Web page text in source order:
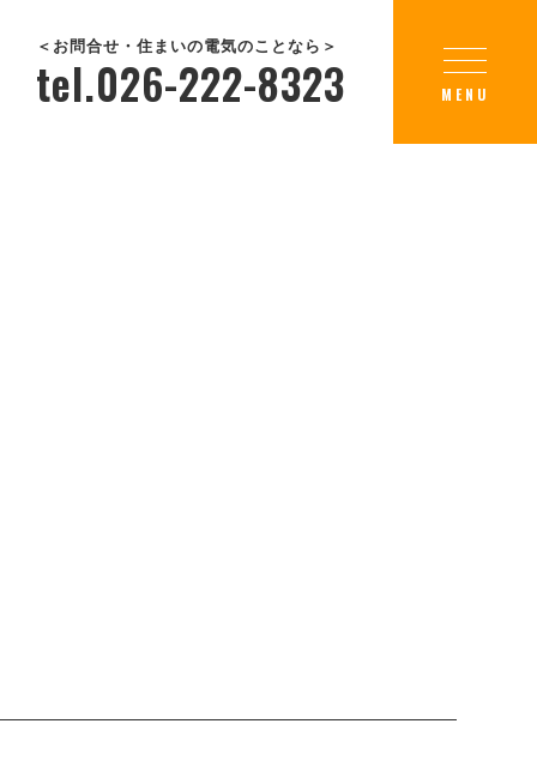
＜お問合せ・住まいの電気のことなら＞
tel.026-222-8323